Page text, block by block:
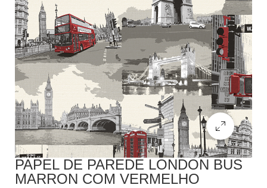
PAPEL DE PAREDE LONDON BUS
MARRON COM VERMELHO